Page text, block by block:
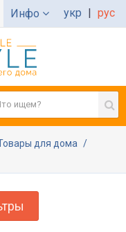
Инфо укр | рус
для дома